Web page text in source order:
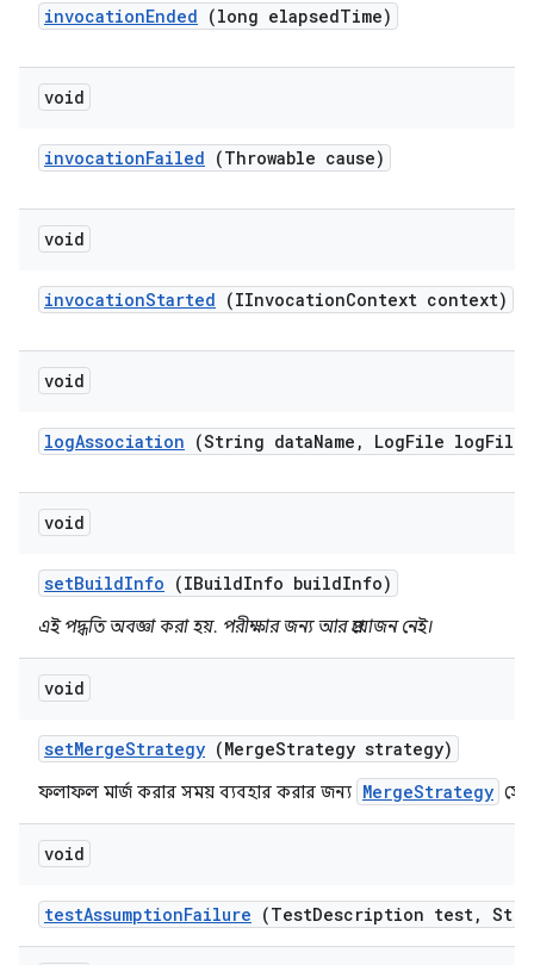
invocationEnded (long elapsedTime)
void
invocationFailed (Throwable cause)
void
invocationStarted (IInvocationContext context)
void
logAssociation (String dataName , LogFile logFile)
void
setBuildInfo (IBuildInfo buildInfo)
এই পদ্ধতি অবজ্ঞা করা হয়. পরীক্ষার জন্য আর প্রয়োজন নেই।
void
setMergeStrategy (MergeStrategy strategy)
ফলাফল মার্জ করার সময় ব্যবহার করার জন্য MergeStrategy
void
testAssumptionFailure (TestDescription test,